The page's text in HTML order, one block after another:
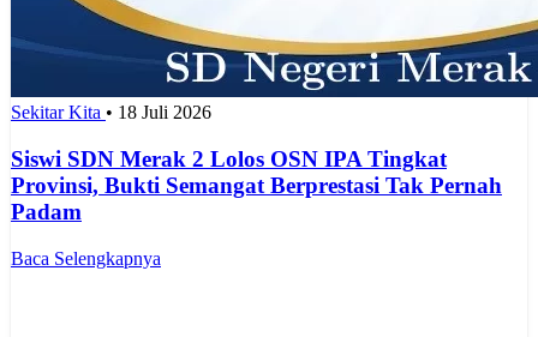
Sekitar Kita • 18 Juli 2026
Siswi SDN Merak 2 Lolos OSN IPA Tingkat
Provinsi, Bukti Semangat Berprestasi Tak Pernah
Padam
Baca Selengkapnya